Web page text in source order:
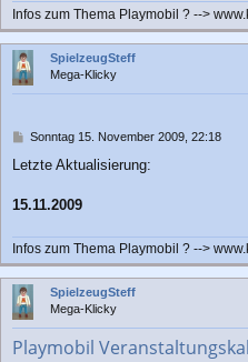
Infos zum Thema Playmobil ? -->
SpielzeugSteff
Mega-Klicky
B
i
r
g
Sonntag 15. November 2009, 22:18
Letzte Aktualisierung:
15.11.2009
Infos zum Thema Playmobil ? -->
SpielzeugSteff
Mega-Klicky
Playmobil